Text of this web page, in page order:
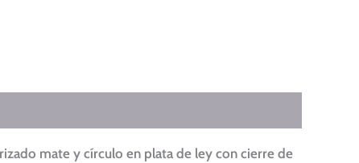
mate y círculo en plata de ley con cierre de